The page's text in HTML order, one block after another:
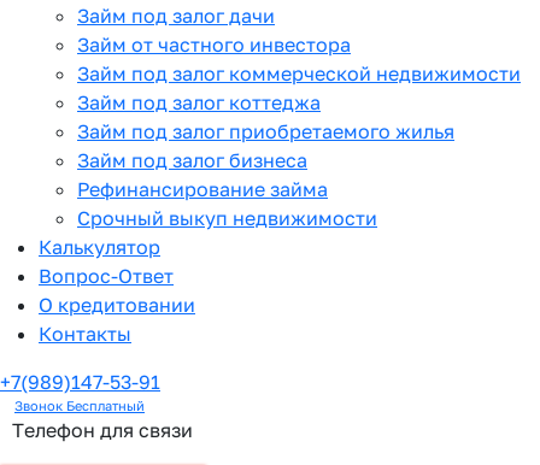
Займ под залог дачи
Займ от частного инвестора
Займ под залог коммерческой недвижимости
Займ под залог коттеджа
Займ под залог приобретаемого жилья
Займ под залог бизнеса
Рефинансирование займа
Срочный выкуп недвижимости
Калькулятор
Вопрос-Ответ
О кредитовании
Контакты
+7(989)147-53-91
Звонок Бесплатный
Телефон для связи